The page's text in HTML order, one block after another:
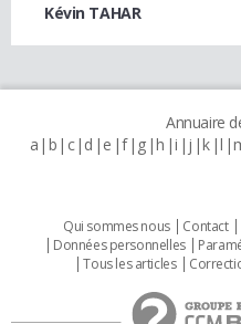
Kévin TAHAR
Annuaire
a b c d e f g h i j k l
Qui sommes nous Contact
Données personnelles
Tous les articles